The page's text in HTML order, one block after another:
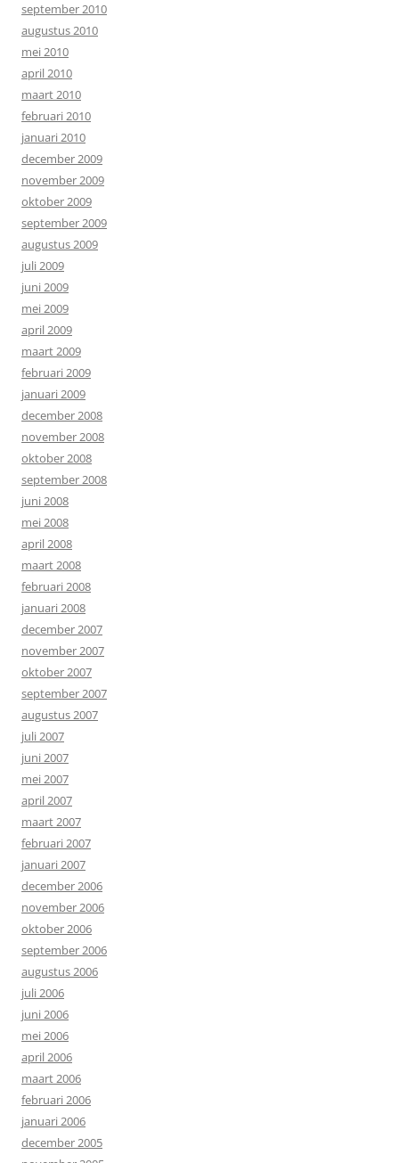
september 2010
augustus 2010
mei 2010
april 2010
maart 2010
februari 2010
januari 2010
december 2009
november 2009
oktober 2009
september 2009
augustus 2009
juli 2009
juni 2009
mei 2009
april 2009
maart 2009
februari 2009
januari 2009
december 2008
november 2008
oktober 2008
september 2008
juni 2008
mei 2008
april 2008
maart 2008
februari 2008
januari 2008
december 2007
november 2007
oktober 2007
september 2007
augustus 2007
juli 2007
juni 2007
mei 2007
april 2007
maart 2007
februari 2007
januari 2007
december 2006
november 2006
oktober 2006
september 2006
augustus 2006
juli 2006
juni 2006
mei 2006
april 2006
maart 2006
februari 2006
januari 2006
december 2005